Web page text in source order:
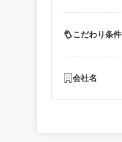
こだわり条件
会社名